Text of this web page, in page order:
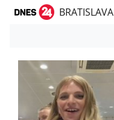
BRATISLAVA